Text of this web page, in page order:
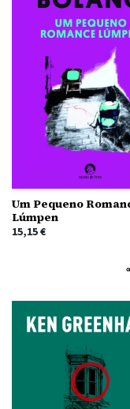
Um Pequeno
Lúmpen
15,15€